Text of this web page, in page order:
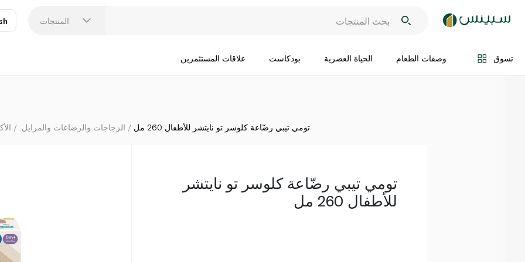
المنتجات
تسوق وصفات الطعام الحياة العصرية بودكاست علاقات المستثمرين
اضف الى السلة
الزجاجات والرضاعات والمرايل تومي تيبي رضّاعة كلوسر تو نايتشر للأطفال 260 مل
تومي تيبي رضّاعة كلوسر تو نايتشر
للأطفال 260 مل